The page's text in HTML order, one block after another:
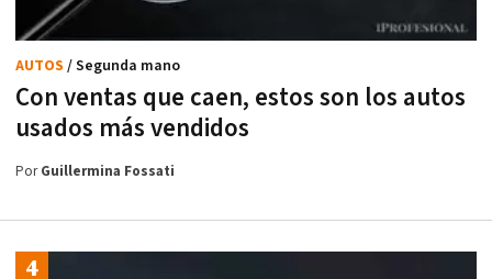
Con ventas que caen, estos son los autos
usados más vendidos
AUTOS / Segunda mano
PorGuillermina Fossati